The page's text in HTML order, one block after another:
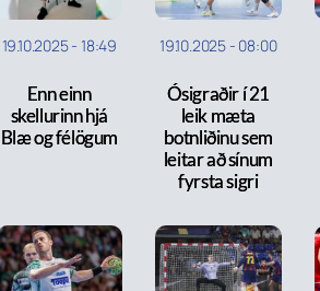
19.10.2025- 18:49
Enn einn
skellurinn hjá
Blæ og félögum
19.10.2025 - 08:00
Ósigraðir í 21
leik mæta
botnliðinu sem
leitar að sínum
fyrsta sigri